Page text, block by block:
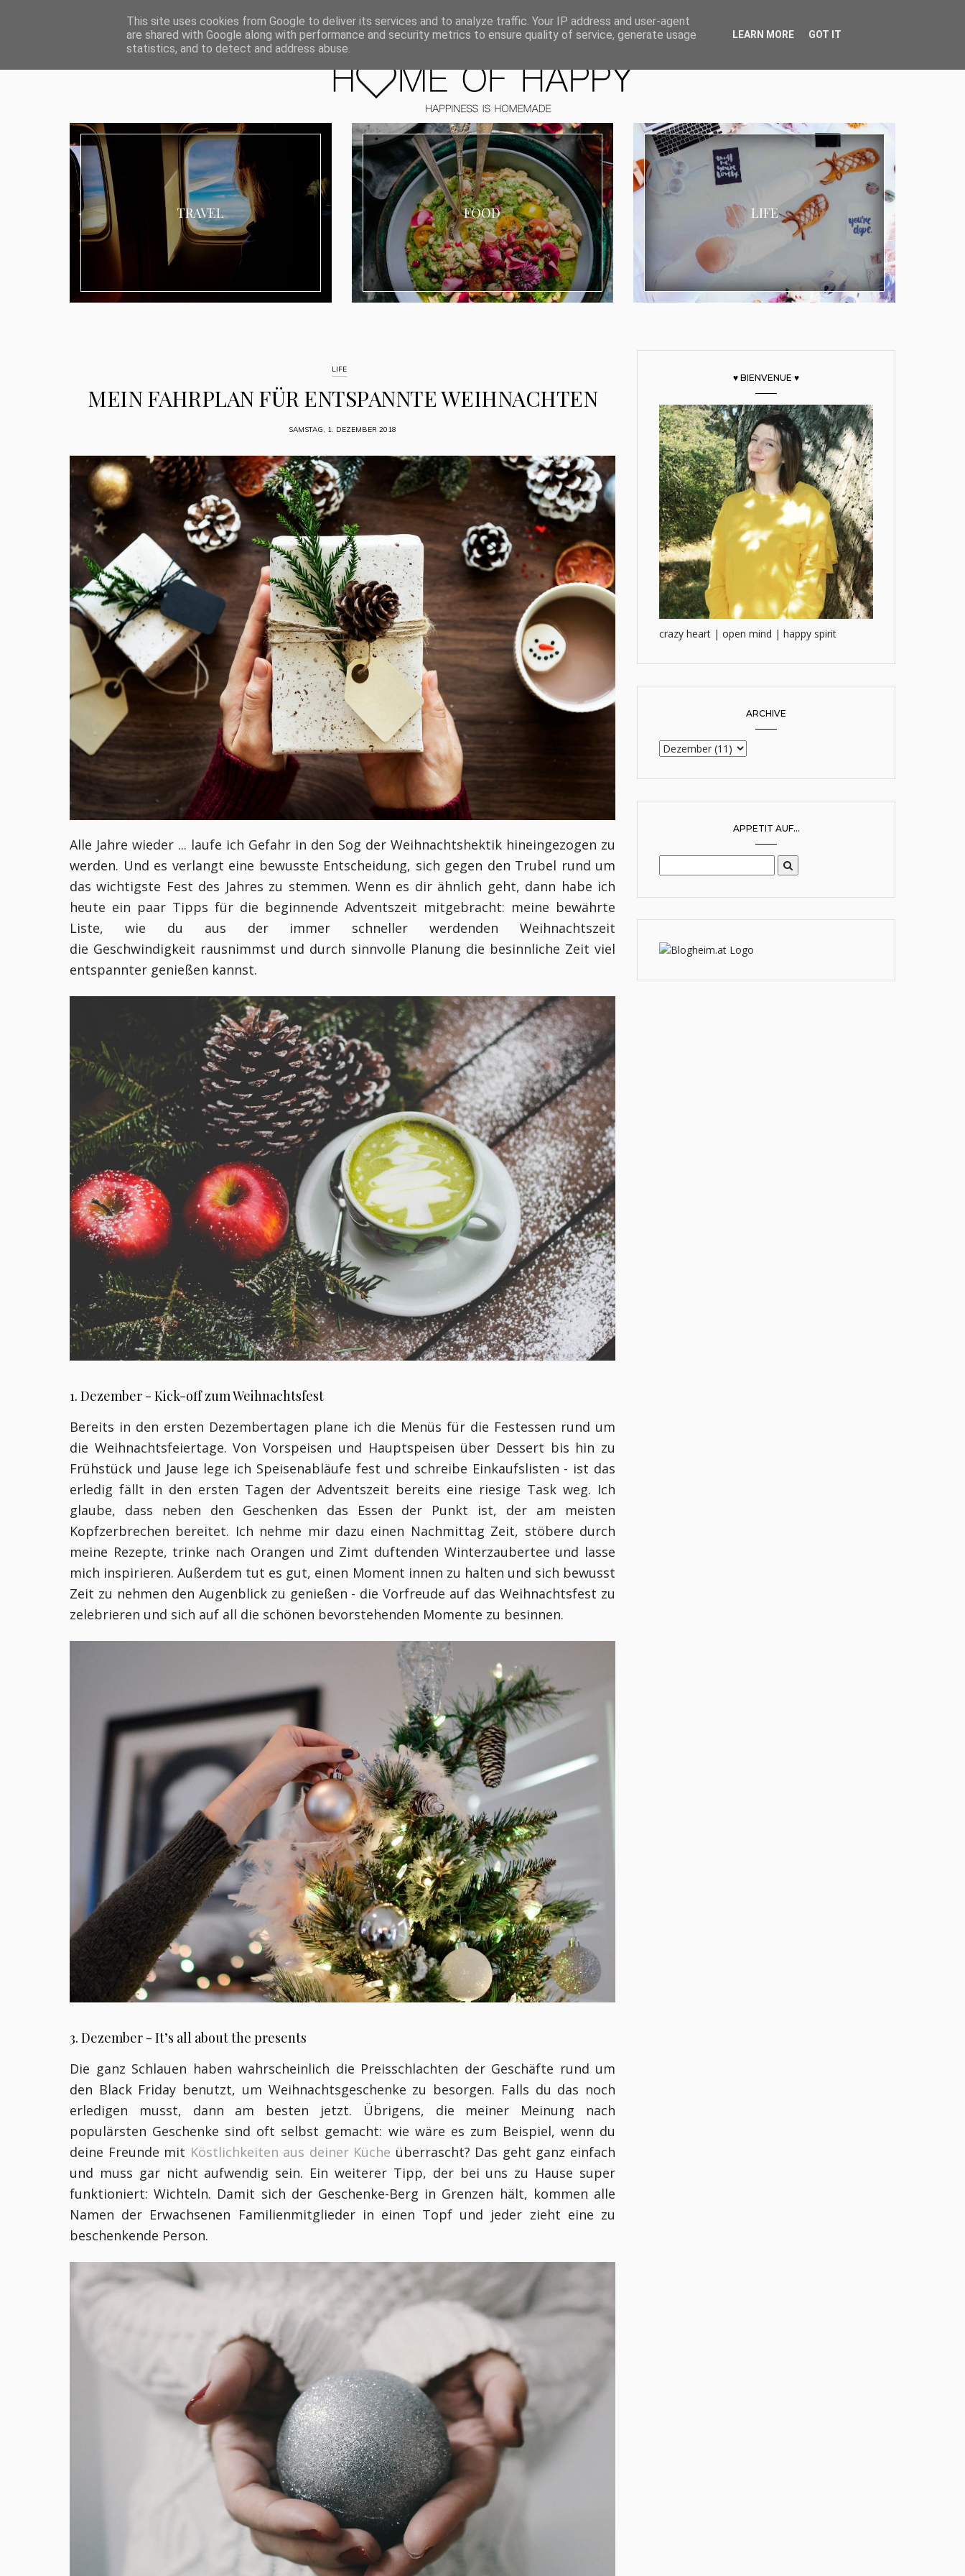
ABOUT I MEDIA & PR IMPRESSUM DATENSCHUTZ KATEGORIEN
TRAVEL FOOD LIFE
LIFE
MEIN FAHRPLAN FÜR ENTSPANNTE WEIHNACHTEN
SAMSTAG, 1. DEZEMBER 2018
Alle Jahre wieder ... laufe ich Gefahr in den Sog der Weihnachtshektik hineingezogen zu
werden. Und es verlangt eine bewusste Entscheidung, sich gegen den Trubel rund um
das wichtigste Fest des Jahres zu stemmen. Wenn es dir ähnlich geht, dann habe ich
heute ein paar Tipps für die beginnende Adventszeit mitgebracht: meine bewährte
Liste, wie du aus der immer schneller werdenden Weihnachtszeit
die Geschwindigkeit rausnimmst und durch sinnvolle Planung die besinnliche Zeit viel
entspannter genießen kannst.
1. Dezember - Kick-off zum Weihnachtsfest
Bereits in den ersten Dezembertagen plane ich die Menüs für die Festessen rund um
die Weihnachtsfeiertage. Von Vorspeisen und Hauptspeisen über Dessert bis hin zu
Frühstück und Jause lege ich Speisenabläufe fest und schreibe Einkaufslisten - ist das
erledig fällt in den ersten Tagen der Adventszeit bereits eine riesige Task weg. Ich
glaube, dass neben den Geschenken das Essen der Punkt ist, der am meisten
Kopfzerbrechen bereitet. Ich nehme mir dazu einen Nachmittag Zeit, stöbere durch
meine Rezepte, trinke nach Orangen und Zimt duftenden Winterzaubertee und lasse
mich inspirieren. Außerdem tut es gut, einen Moment innen zu halten und sich bewusst
Zeit zu nehmen den Augenblick zu genießen - die Vorfreude auf das Weihnachtsfest zu
zelebrieren und sich auf all die schönen bevorstehenden Momente zu besinnen.
3. Dezember - It’s all about the presents
Die ganz Schlauen haben wahrscheinlich die Preisschlachten der Geschäfte rund um
den Black Friday benutzt, um Weihnachtsgeschenke zu besorgen. Falls du das noch
erledigen musst, dann am besten jetzt. Übrigens, die meiner Meinung nach
populärsten Geschenke sind oft selbst gemacht: wie wäre es zum Beispiel, wenn du
deine Freunde mit Köstlichkeiten aus deiner Küche überrascht? Das geht ganz einfach
und muss gar nicht aufwendig sein. Ein weiterer Tipp, der bei uns zu Hause super
funktioniert: Wichteln. Damit sich der Geschenke-Berg in Grenzen hält, kommen alle
Namen der Erwachsenen Familienmitglieder in einen Topf und jeder zieht eine zu
beschenkende Person.
♥ BIENVENUE ♥
crazy heart | open mind | happy spirit
ARCHIVE
APPETIT AUF...
This site uses cookies from Google to deliver its services and to analyze traffic. Your IP address and user-agent
are shared with Google along with performance and security metrics to ensure quality of service, generate usage
statistics, and to detect and address abuse.
LEARN MORE GOT IT